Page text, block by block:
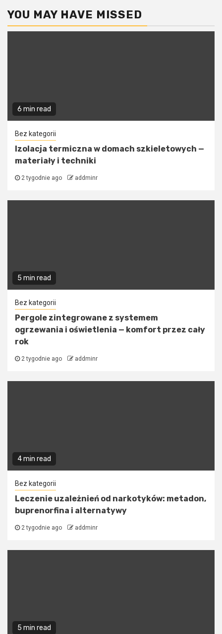
YOU MAY HAVE MISSED
6 min read
Bez kategorii
Izolacja termiczna w domach szkieletowych —
materiały i techniki
2 tygodnie ago addminr
5 min read
Bez kategorii
Pergole zintegrowane z systemem
ogrzewania i oświetlenia — komfort przez cały
rok
2 tygodnie ago addminr
4 min read
Bez kategorii
Leczenie uzależnień od narkotyków: metadon,
buprenorfina i alternatywy
2 tygodnie ago addminr
5 min read